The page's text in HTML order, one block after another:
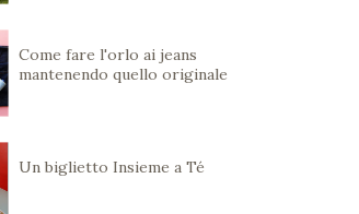
Come fare l'orlo ai jeans
mantenendo quello originale
Un biglietto Insieme a Té